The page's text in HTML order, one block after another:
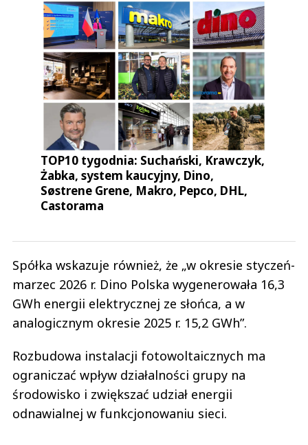
TOP10 tygodnia: Suchański, Krawczyk,
Żabka, system kaucyjny, Dino,
Søstrene Grene, Makro, Pepco, DHL,
Castorama
Spółka wskazuje również, że „w okresie styczeń-
marzec 2026 r. Dino Polska wygenerowała 16,3
GWh energii elektrycznej ze słońca, a w
analogicznym okresie 2025 r. 15,2 GWh”.
Rozbudowa instalacji fotowoltaicznych ma
ograniczać wpływ działalności grupy na
środowisko i zwiększać udział energii
odnawialnej w funkcjonowaniu sieci.